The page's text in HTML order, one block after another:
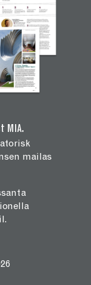
MIA.
mailas